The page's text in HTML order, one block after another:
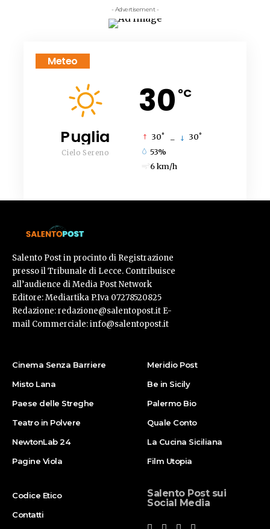
- Advertisement -
Meteo
30 °C
Puglia
Cielo Sereno
30° _ 30°
53%
6 km/h
Salento Post in procinto di Registrazione
presso il Tribunale di Lecce. Contribuisce
all’audience di Media Post Network
Editore: Mediartika P.Iva 07278520825
Redazione: redazione@salentopost.it E-
mail Commerciale: info@salentopost.it
Cinema Senza Barriere
Misto Lana
Paese delle Streghe
Teatro in Polvere
NewtonLab 24
Pagine Viola
Meridio Post
Be in Sicily
Palermo Bio
Quale Conto
La Cucina Siciliana
Film Utopia
Codice Etico
Contatti
Salento Post sui
Social Media